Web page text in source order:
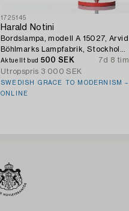
1725145
Harald Notini
Bordslampa, modell A 15027, Arvid
Böhlmarks Lampfabrik, Stockholm,
1930-tal.
Aktuellt bud 500 SEK
7d 8 tim
Utropspris 3 000 SEK
SWEDISH GRACE TO MODERNISM –
ONLINE